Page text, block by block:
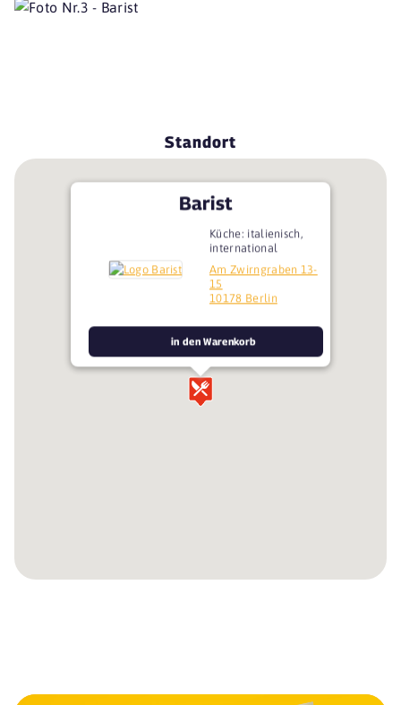
Standort
Barist
Küche: italienisch,
international
Am Zwirngraben 13-
15
10178 Berlin
in den Warenkorb